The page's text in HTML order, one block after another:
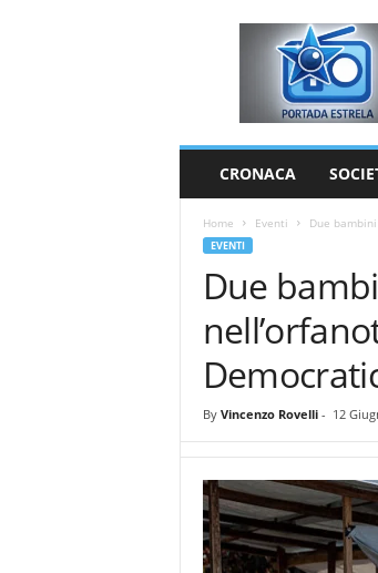
CRONACA
Home Eventi Due
EVENTI
Due
By Vincenzo Rovelli- 12